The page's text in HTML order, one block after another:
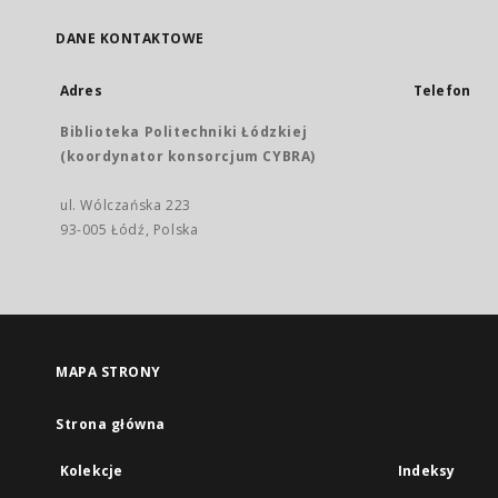
DANE KONTAKTOWE
Adres
Biblioteka Politechniki Łódzkiej
(koordynator konsorcjum CYBRA)
ul. Wólczańska 223
93-005 Łódź, Polska
Telefon
MAPA STRONY
Strona główna
Kolekcje Indeksy